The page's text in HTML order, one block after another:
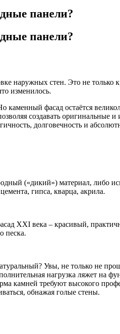
панели?
панели?
наружных стен. Это не
изменилось.
каменный фасад остаётся
создавать оригинальные
долговечность и
(«дикий») материал, либо
гипса, кварца, акрила.
XXI века – красивый,
песка.
Увы, не только не
нагрузка ляжет на
камней требуют высокого
обнажая голые стены.